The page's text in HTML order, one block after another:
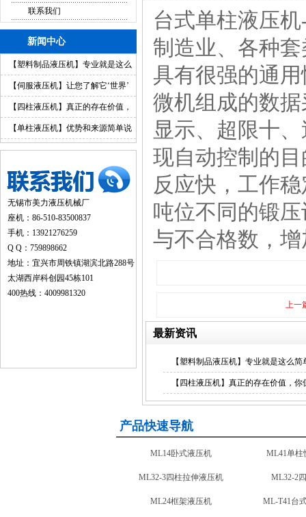
联系我们
新闻中心
【塑料制品液压机】专业就是这么
简单【伺服液压机】让您了解它‘世界’
【四柱液压机】真正的存在价值，
你值得拥有
【单柱液压机】优势和来源简单说
明
无锡市美力液压机械厂
座机：86-510-83500837
手机：13921276259
Q Q：759898662
地址：宜兴市周铁镇湖滨北路288号
太湖西岸科创园45栋101
400热线：4009981320
台式单柱液压
制造业、各种
具有很强的通
微机组成的数
显示、超限十
现自动控制的
反应快，工作
吨位不同的锻
与不合格数，
上一
最新资讯
【塑料制品液压机】专业就是这么简
【四柱液压机】真正的存在价值，你
产品快速导航